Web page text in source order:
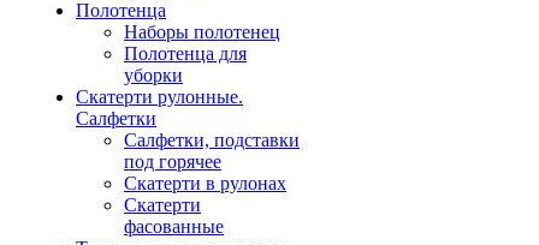
Полотенца
Наборы полотенец
Полотенца для
уборки
Скатерти рулонные.
Салфетки
Салфетки, подставки
под горячее
Скатерти в рулонах
Скатерти
фасованные